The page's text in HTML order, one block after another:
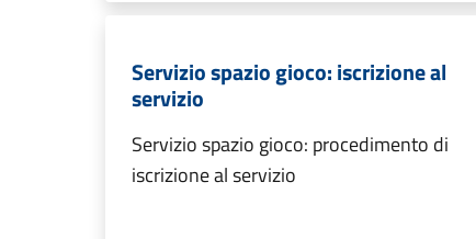
Servizio spazio gioco: iscrizione al
servizio
Servizio spazio gioco: procedimento di
iscrizione al servizio